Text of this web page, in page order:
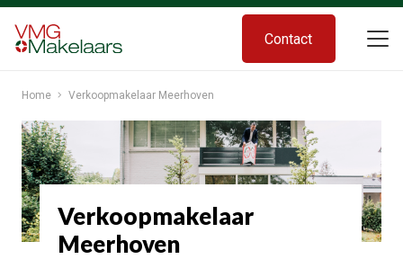
Contact
Home Verkoopmakelaar Meerhoven
Verkoopmakelaar
Meerhoven